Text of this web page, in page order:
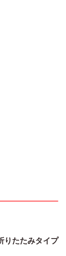
りたたみタイプ